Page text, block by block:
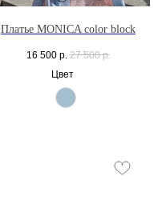
Платье MONICA color block
16 500 р. 27 500 р.
Цвет